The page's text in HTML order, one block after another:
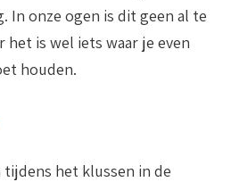
In onze ogen is dit geen al te
het is wel iets waar je even
houden.
het klussen in de